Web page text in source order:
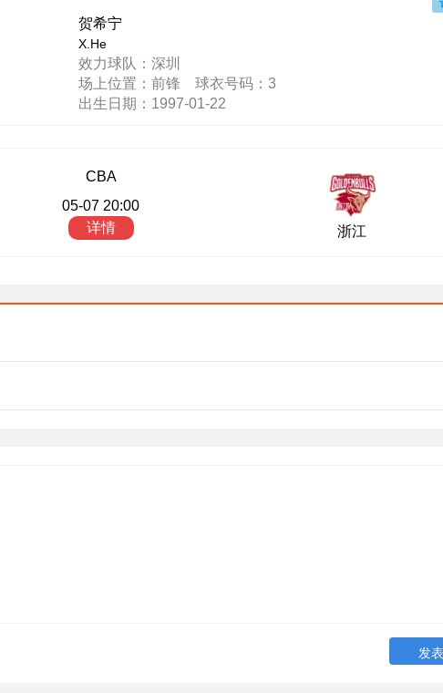
贺希宁
X.He
效力球队：深圳
场上位置：前锋 球衣号码：3
出生日期：1997-01-22
CBA
05-07 20:00
详情
浙江